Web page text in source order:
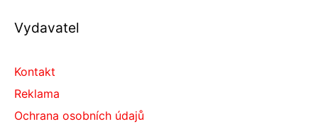
Vydavatel
Kontakt
Reklama
Ochrana osobních údajů